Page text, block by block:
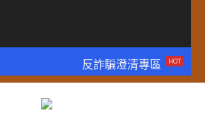
反詐騙澄清專區
HOT